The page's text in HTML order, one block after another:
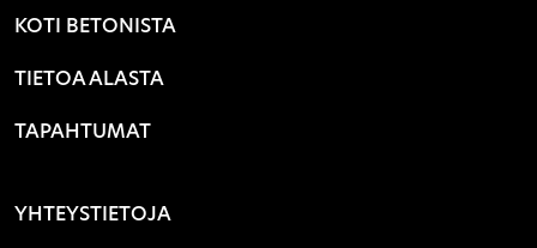
KOTI BETONISTA
TIETOA ALASTA
TAPAHTUMAT
YHTEYSTIETOJA